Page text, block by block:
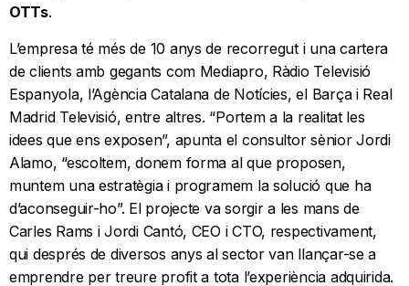
OTTs.
L’empresa té més de 10 anys de recorregut i una cartera
de clients amb gegants com Mediapro, Ràdio Televisió
Espanyola, l’Agència Catalana de Notícies, el Barça i Real
Madrid Televisió, entre altres. “Portem a la realitat les
idees que ens exposen”, apunta el consultor sènior Jordi
Alamo, “escoltem, donem forma al que proposen,
muntem una estratègia i programem la solució que ha
d’aconseguir-ho”. El projecte va sorgir a les mans de
Carles Rams i Jordi Cantó, CEO i CTO, respectivament,
qui després de diversos anys al sector van llançar-se a
emprendre per treure profit a tota l’experiència adquirida.